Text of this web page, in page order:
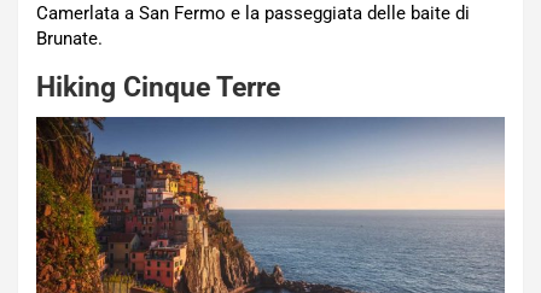
Camerlata a San Fermo e la passeggiata delle baite di
Brunate.
Hiking Cinque Terre